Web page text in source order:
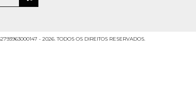
- 2026. TODOS OS DIREITOS RESERVADOS.